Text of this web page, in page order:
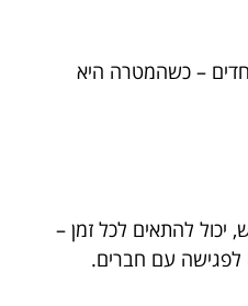
– כשהמטרה היא
יכול להתאים לכל זמן –
לפגישה עם חברים.